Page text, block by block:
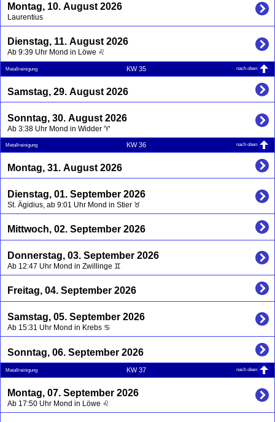
Montag, 10. August 2026
Laurentius
Dienstag, 11. August 2026
Ab 9:39 Uhr Mond in Löwe ♌
Metallreinigung KW 35 nach oben
Samstag, 29. August 2026
Sonntag, 30. August 2026
Ab 3:38 Uhr Mond in Widder ♈
Metallreinigung KW 36 nach oben
Montag, 31. August 2026
Dienstag, 01. September 2026
St. Ägidius, ab 9:01 Uhr Mond in Stier ♉
Mittwoch, 02. September 2026
Donnerstag, 03. September 2026
Ab 12:47 Uhr Mond in Zwillinge ♊
Freitag, 04. September 2026
Samstag, 05. September 2026
Ab 15:31 Uhr Mond in Krebs ♋
Sonntag, 06. September 2026
Metallreinigung KW 37 nach oben
Montag, 07. September 2026
Ab 17:50 Uhr Mond in Löwe ♌